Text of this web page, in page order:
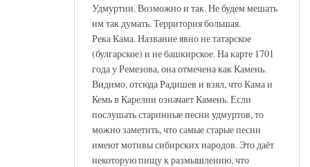
Удмуртии. Возможно и так. Не будем мешать
им так думать. Территория большая.
Река Кама. Название явно не татарское
(булгарское) и не башкирское. На карте 1701
года у Ремезова, она отмечена как Камень.
Видимо, отсюда Радишев и взял, что Кама и
Кемь в Карелии означает Камень. Если
послушать старинные песни удмуртов, то
можно заметить, что самые старые песни
имеют мотивы сибирских народов. Это даёт
некоторую пищу к размышлению, что